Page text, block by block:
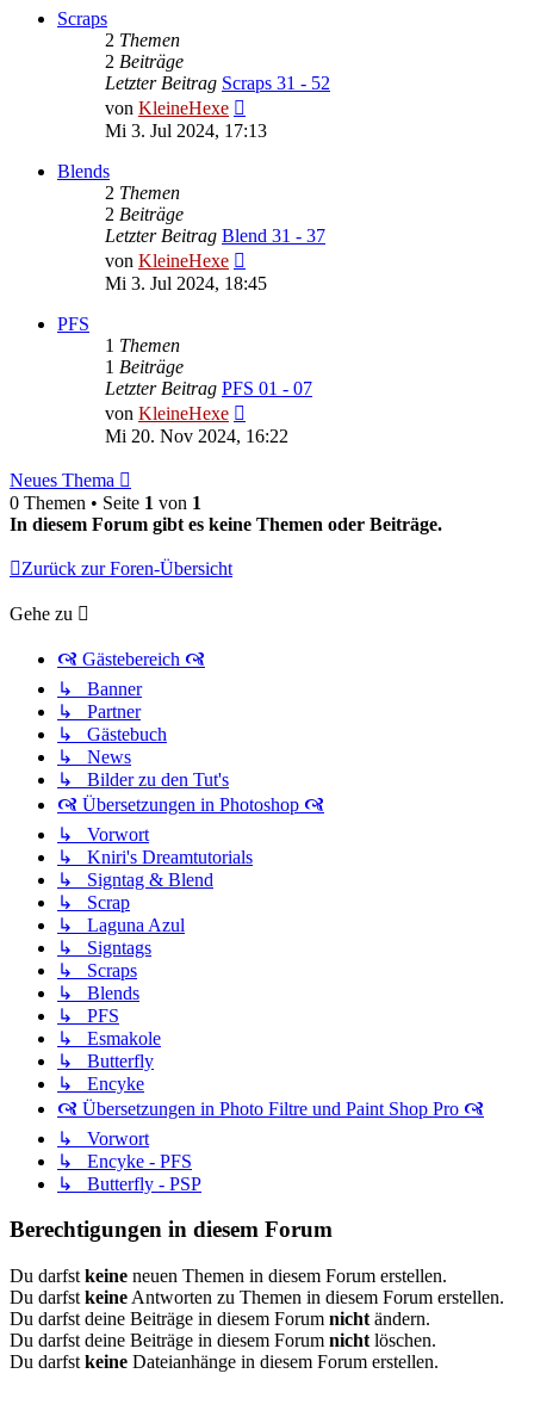
Scraps
2 Themen
2 Beiträge
Letzter Beitrag Scraps 31 - 52
von KleineHexe
Beitrag
Mi 3. Jul 2024, 17:13
Blends
2 Themen
2 Beiträge
Letzter Beitrag Blend 31 - 37
von KleineHexe
Beitrag
Mi 3. Jul 2024, 18:45
PFS
1 Themen
1 Beiträge
Letzter Beitrag PFS 01 - 07
von KleineHexe
Beitrag
Mi 20. Nov 2024, 16:22
Neues Thema
0 Themen • Seite 1 von 1
In diesem Forum gibt es keine Themen oder Beiträge.
Zurück zur Foren-Übersicht
Gehe zu
🙧 Gästebereich 🙧
↳ Banner
↳ Partner
↳ Gästebuch
↳ News
↳ Bilder zu den Tut's
🙧 Übersetzungen in Photoshop 🙧
↳ Vorwort
↳ Kniri's Dreamtutorials
↳ Signtag & Blend
↳ Scrap
↳ Laguna Azul
↳ Signtags
↳ Scraps
↳ Blends
↳ PFS
↳ Esmakole
↳ Butterfly
↳ Encyke
🙧 Übersetzungen in Photo Filtre und Paint Shop Pro 🙧
↳ Vorwort
↳ Encyke - PFS
↳ Butterfly - PSP
Berechtigungen in diesem Forum
Du darfst keine neuen Themen in diesem Forum erstellen.
Du darfst keine Antworten zu Themen in diesem Forum erstellen.
Du darfst deine Beiträge in diesem Forum nicht ändern.
Du darfst deine Beiträge in diesem Forum nicht löschen.
Du darfst keine Dateianhänge in diesem Forum erstellen.